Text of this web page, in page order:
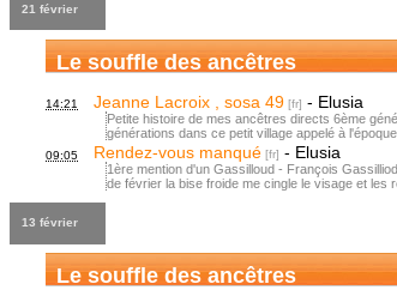
21 février
Le souffle des ancêtres
14:21 Jeanne Lacroix , sosa 49 - Elusia
Petite histoire de mes ancêtres directs 6ème
générations dans ce petit village appelé à
09:05 Rendez-vous manqué - Elusia
1ère mention d'un Gassilloud - François
de février la bise froide me cingle le visage et les
13 février
Le souffle des ancêtres